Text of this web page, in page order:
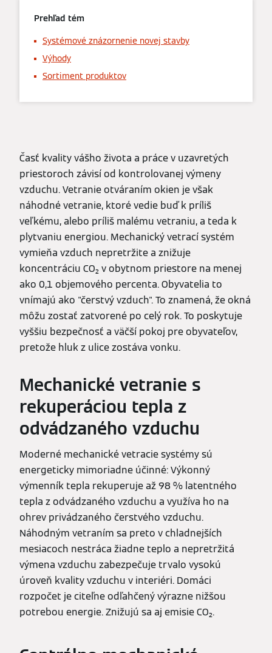
Prehľad tém
Systémové znázornenie novej stavby
Výhody
Sortiment produktov
Časť kvality vášho života a práce v uzavretých
priestoroch závisí od kontrolovanej výmeny
vzduchu. Vetranie otváraním okien je však
náhodné vetranie, ktoré vedie buď k príliš
veľkému, alebo príliš malému vetraniu, a teda k
plytvaniu energiou. Mechanický vetrací systém
vymieňa vzduch nepretržite a znižuje
koncentráciu CO₂ v obytnom priestore na menej
ako 0,1 objemového percenta. Obyvatelia to
vnímajú ako "čerstvý vzduch". To znamená, že okná
môžu zostať zatvorené po celý rok. To poskytuje
vyššiu bezpečnosť a väčší pokoj pre obyvateľov,
pretože hluk z ulice zostáva vonku.
Mechanické vetranie s
rekuperáciou tepla z
odvádzaného vzduchu
Moderné mechanické vetracie systémy sú
energeticky mimoriadne účinné: Výkonný
výmenník tepla rekuperuje až 98 % latentného
tepla z odvádzaného vzduchu a využíva ho na
ohrev privádzaného čerstvého vzduchu.
Náhodným vetraním sa preto v chladnejších
mesiacoch nestráca žiadne teplo a nepretržitá
výmena vzduchu zabezpečuje trvalo vysokú
úroveň kvality vzduchu v interiéri. Domáci
rozpočet je citeľne odľahčený výrazne nižšou
potrebou energie. Znižujú sa aj emisie CO₂.